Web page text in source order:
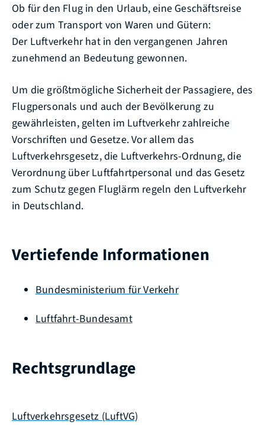
Ob für den Flug in den Urlaub, eine Geschäftsreise
oder zum Transport von Waren und Gütern:
Der Luftverkehr hat in den vergangenen Jahren
zunehmend an Bedeutung gewonnen.
Um die größtmögliche Sicherheit der Passagiere, des
Flugpersonals und auch der Bevölkerung zu
gewährleisten, gelten im Luftverkehr zahlreiche
Vorschriften und Gesetze. Vor allem das
Luftverkehrsgesetz, die Luftverkehrs-Ordnung, die
Verordnung über Luftfahrtpersonal und das Gesetz
zum Schutz gegen Fluglärm regeln den Luftverkehr
in Deutschland.
Vertiefende Informationen
Bundesministerium für Verkehr
Luftfahrt-Bundesamt
Rechtsgrundlage
Luftverkehrsgesetz (LuftVG)